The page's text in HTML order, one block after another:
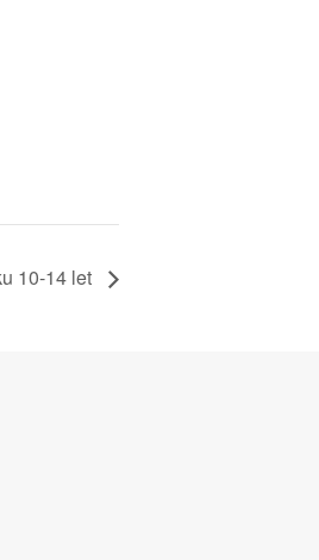
10-14 let